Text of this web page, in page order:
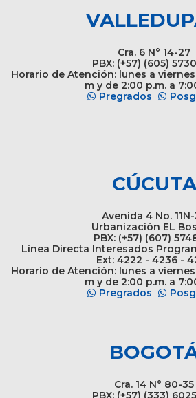
Cra. 6 N° 14-27
PBX: (+57) (605)
Horario de Atención: lunes a viernes
m y de 2:00 p.m. a
Pregrados
CÚCUTA
Avenida 4 No.
Urbanización EL
PBX: (+57) (607)
Línea Directa Interesados
Ext: 4222 - 4236 -
Horario de Atención: lunes a viernes
m y de 2:00 p.m. a
Pregrados
Cra. 14 N° 80-35
PBX: (+57) (333)